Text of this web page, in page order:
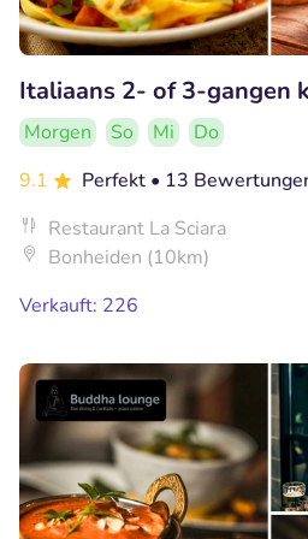
Italiaans 2- of 3-gangen
Morgen So Mi
Do
9.1
Perfekt • 13
Restaurant La Sciara
Bonheiden (10km)
Verkauft: 226